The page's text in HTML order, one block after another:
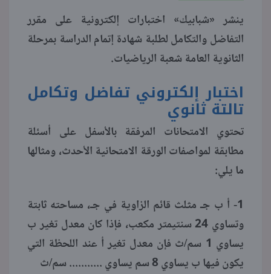
بوابة الطلبة
ينشر «شبابيك» اختبارات إلكترونية على مقرر
التفاضل والتكامل لطلبة شهادة إتمام الدراسة بمرحلة
الثانوية العامة شعبة الرياضيات.
اختبار إلكتروني تفاضل وتكامل
تالتة ثانوي
تحتوي الامتحانات المرفقة بالأسفل على أسئلة
مطابقة لمواصفات الورقة الامتحانية الأحدث، ومثالها
ما يلي:
1- أ ب جـ مثلث قائم الزاوية في جـ، مساحته ثابتة
وتساوي 24 سنتيمتر مكعب، فإذا كان معدل تغير ب
يساوي 1 سم/ث فإن معدل تغير أ عند اللحظة التي
يكون فيها ب يساوي 8 سم يساوي ........... سم/ث